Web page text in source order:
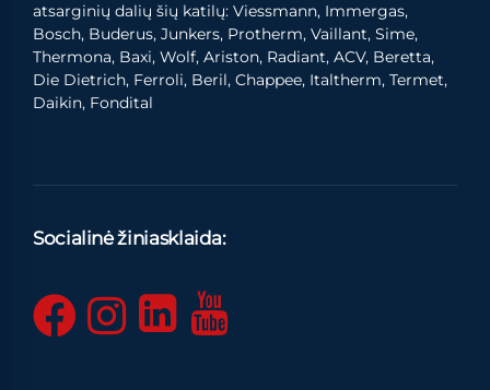
atsarginių dalių šių katilų: Viessmann, Immergas,
Bosch, Buderus, Junkers, Protherm, Vaillant, Sime,
Thermona, Baxi, Wolf, Ariston, Radiant, ACV, Beretta,
Die Dietrich, Ferroli, Beril, Chappee, Italtherm, Termet,
Daikin, Fondital
Socialinė žiniasklaida: